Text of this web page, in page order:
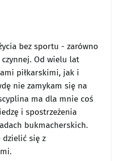
bez sportu - zarówno
Od wielu lat
piłkarskimi, jak i
nie zamykam się na
ma dla mnie coś
i spostrzeżenia
bukmacherskich.
dzielić się z